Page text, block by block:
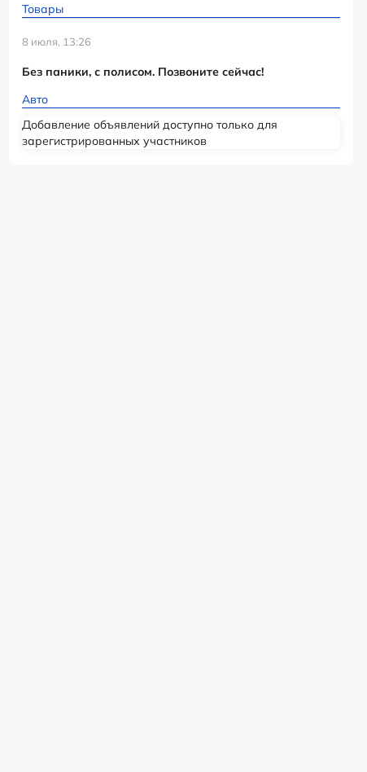
Товары
8 июля, 13:26
Без паники, с полисом. Позвоните сейчас!
Авто
Добавление объявлений доступно только для
зарегистрированных участников